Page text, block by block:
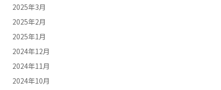
2025年3月
2025年2月
2025年1月
2024年12月
2024年11月
2024年10月